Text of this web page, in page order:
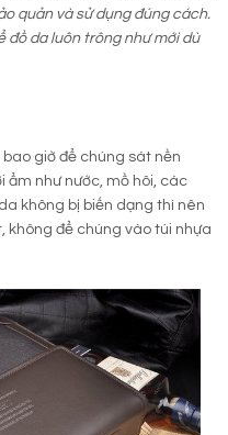
quản và sử dụng đúng cách.
đồ da luôn trông như mới dù
giờ để chúng sát nền
ẩm như nước, mồ hôi, các
không bị biến dạng thì nên
không để chúng vào túi nhựa